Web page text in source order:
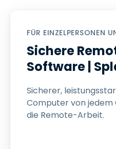
FÜR EINZELPERSONEN
Sichere
Software |
Sicherer,
Computer von jedem
die Remote-Arbeit.